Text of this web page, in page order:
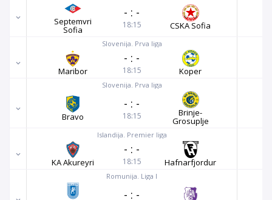
Septemvri
Sofia
- : -
18:15 CSKA Sofia
Slovenija. Prva liga
Maribor
- : -
18:15 Koper
Slovenija. Prva liga
Bravo
- : -
18:15 Brinje-
Grosuplje
Islandija. Premier liga
KA Akureyri
- : -
18:15 Hafnarfjordur
Romunija. Liga I
- : -